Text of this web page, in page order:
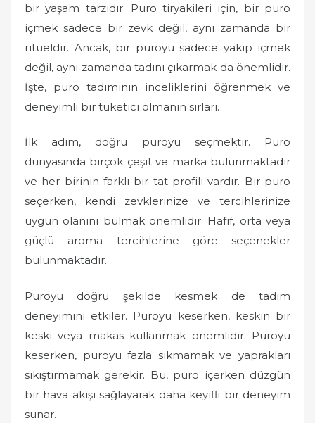
bir yaşam tarzıdır. Puro tiryakileri için, bir puro
içmek sadece bir zevk değil, aynı zamanda bir
ritüeldir. Ancak, bir puroyu sadece yakıp içmek
değil, aynı zamanda tadını çıkarmak da önemlidir.
İşte, puro tadımının inceliklerini öğrenmek ve
deneyimli bir tüketici olmanın sırları.
İlk adım, doğru puroyu seçmektir. Puro
dünyasında birçok çeşit ve marka bulunmaktadır
ve her birinin farklı bir tat profili vardır. Bir puro
seçerken, kendi zevklerinize ve tercihlerinize
uygun olanını bulmak önemlidir. Hafif, orta veya
güçlü aroma tercihlerine göre seçenekler
bulunmaktadır.
Puroyu doğru şekilde kesmek de tadım
deneyimini etkiler. Puroyu keserken, keskin bir
keski veya makas kullanmak önemlidir. Puroyu
keserken, puroyu fazla sıkmamak ve yaprakları
sıkıştırmamak gerekir. Bu, puro içerken düzgün
bir hava akışı sağlayarak daha keyifli bir deneyim
sunar.